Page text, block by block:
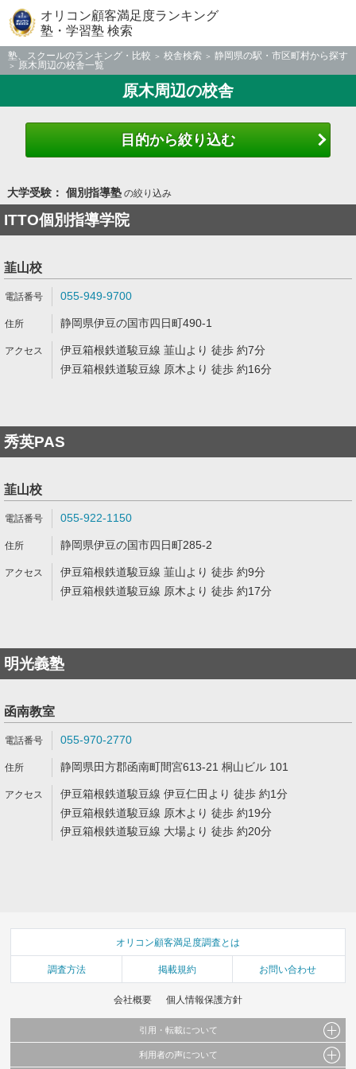
オリコン顧客満足度ランキング
塾・学習塾 検索
塾、スクールのランキング・比較 校舎検索
静岡県の駅・市区町村から探す
原木周辺の校舎一覧
原木周辺の校舎
目的から絞り込む
大学受験： 個別指導塾の絞り込み
ITTO個別指導学院
韮山校
055-949-9700
静岡県伊豆の国市四日町490-1
伊豆箱根鉄道駿豆線 韮山より 徒歩 約7分
伊豆箱根鉄道駿豆線 原木より 徒歩 約16分
秀英PAS
韮山校
055-922-1150
静岡県伊豆の国市四日町285-2
伊豆箱根鉄道駿豆線 韮山より 徒歩 約9分
伊豆箱根鉄道駿豆線 原木より 徒歩 約17分
明光義塾
函南教室
055-970-2770
静岡県田方郡函南町間宮613-21 桐山ビル 101
伊豆箱根鉄道駿豆線 伊豆仁田より 徒歩 約1分
伊豆箱根鉄道駿豆線 原木より 徒歩 約19分
伊豆箱根鉄道駿豆線 大場より 徒歩 約20分
オリコン顧客満足度調査とは
調査方法 掲載規約 お問い合わせ
会社概要 個人情報保護方針
引用・転載について
当サイトで公開されている情報（文字、写真、イラスト、画像データ等）及びこれらの配
利用者の声について